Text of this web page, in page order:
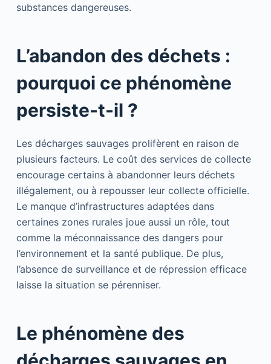
substances dangereuses.
L’abandon des déchets :
pourquoi ce phénomène
persiste-t-il ?
Les décharges sauvages prolifèrent en raison de
plusieurs facteurs. Le coût des services de collecte
encourage certains à abandonner leurs déchets
illégalement, ou à repousser leur collecte officielle.
Le manque d’infrastructures adaptées dans
certaines zones rurales joue aussi un rôle, tout
comme la méconnaissance des dangers pour
l’environnement et la santé publique. De plus,
l’absence de surveillance et de répression efficace
laisse la situation se pérenniser.
Le phénomène des